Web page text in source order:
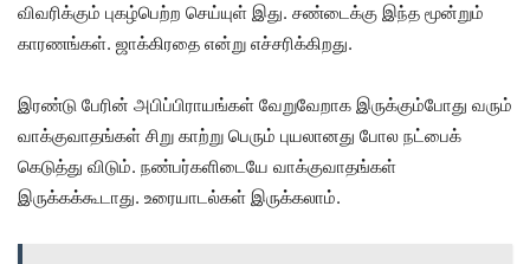
விவரிக்கும் புகழ்பெற்ற செய்யுள் இது. சண்டைக்கு இந்த மூன்றும்
காரணங்கள். ஜாக்கிரதை என்று எச்சரிக்கிறது.
இரண்டு பேரின் அபிப்பிராயங்கள் வேறுவேறாக இருக்கும்போது வரும்
வாக்குவாதங்கள் சிறு காற்று பெரும் புயலானது போல நட்பைக்
கெடுத்து விடும். நண்பர்களிடையே வாக்குவாதங்கள்
இருக்கக்கூடாது. உரையாடல்கள் இருக்கலாம்.